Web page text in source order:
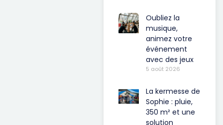
Oubliez la
musique,
animez votre
événement
avec des jeux
5 août 2026
La kermesse de
Sophie : pluie,
350 m² et une
solution